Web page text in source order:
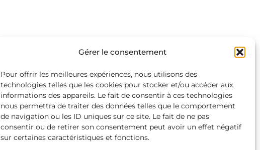
Gérer le consentement
Pour offrir les meilleures expériences, nous utilisons des
technologies telles que les cookies pour stocker et/ou accéder aux
informations des appareils. Le fait de consentir à ces technologies
nous permettra de traiter des données telles que le comportement
de navigation ou les ID uniques sur ce site. Le fait de ne pas
consentir ou de retirer son consentement peut avoir un effet négatif
sur certaines caractéristiques et fonctions.